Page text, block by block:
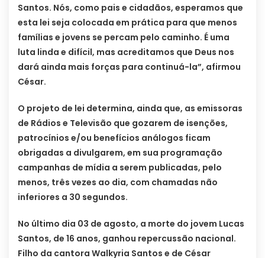
Santos. Nós, como pais e cidadãos, esperamos que
esta lei seja colocada em prática para que menos
famílias e jovens se percam pelo caminho. É uma
luta linda e difícil, mas acreditamos que Deus nos
dará ainda mais forças para continuá-la”, afirmou
César.
O projeto de lei determina, ainda que, as emissoras
de Rádios e Televisão que gozarem de isenções,
patrocínios e/ou benefícios análogos ficam
obrigadas a divulgarem, em sua programação
campanhas de mídia a serem publicadas, pelo
menos, três vezes ao dia, com chamadas não
inferiores a 30 segundos.
No último dia 03 de agosto, a morte do jovem Lucas
Santos, de 16 anos, ganhou repercussão nacional.
Filho da cantora Walkyria Santos e de César